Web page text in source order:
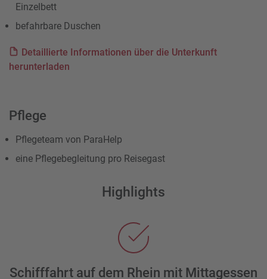
Einzelbett
befahrbare Duschen
Detaillierte Informationen über die Unterkunft
herunterladen
Pflege
Pflegeteam von ParaHelp
eine Pflegebegleitung pro Reisegast
Highlights
Schifffahrt auf dem Rhein mit Mittagessen